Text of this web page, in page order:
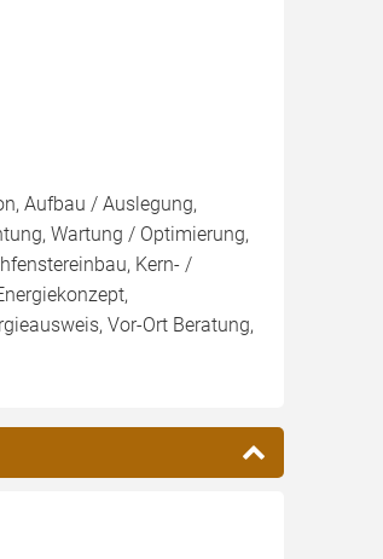
Aufbau / Auslegung,
Wartung / Optimierung,
Kern- /
Vor-Ort Beratung,